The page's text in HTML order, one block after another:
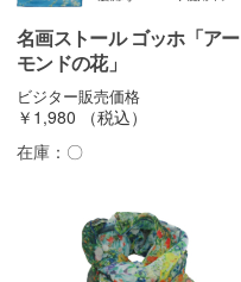
名画ストール ゴッホ「アー
モンドの花」
ビジター販売価格
￥1,980
（税込）
在庫： 〇